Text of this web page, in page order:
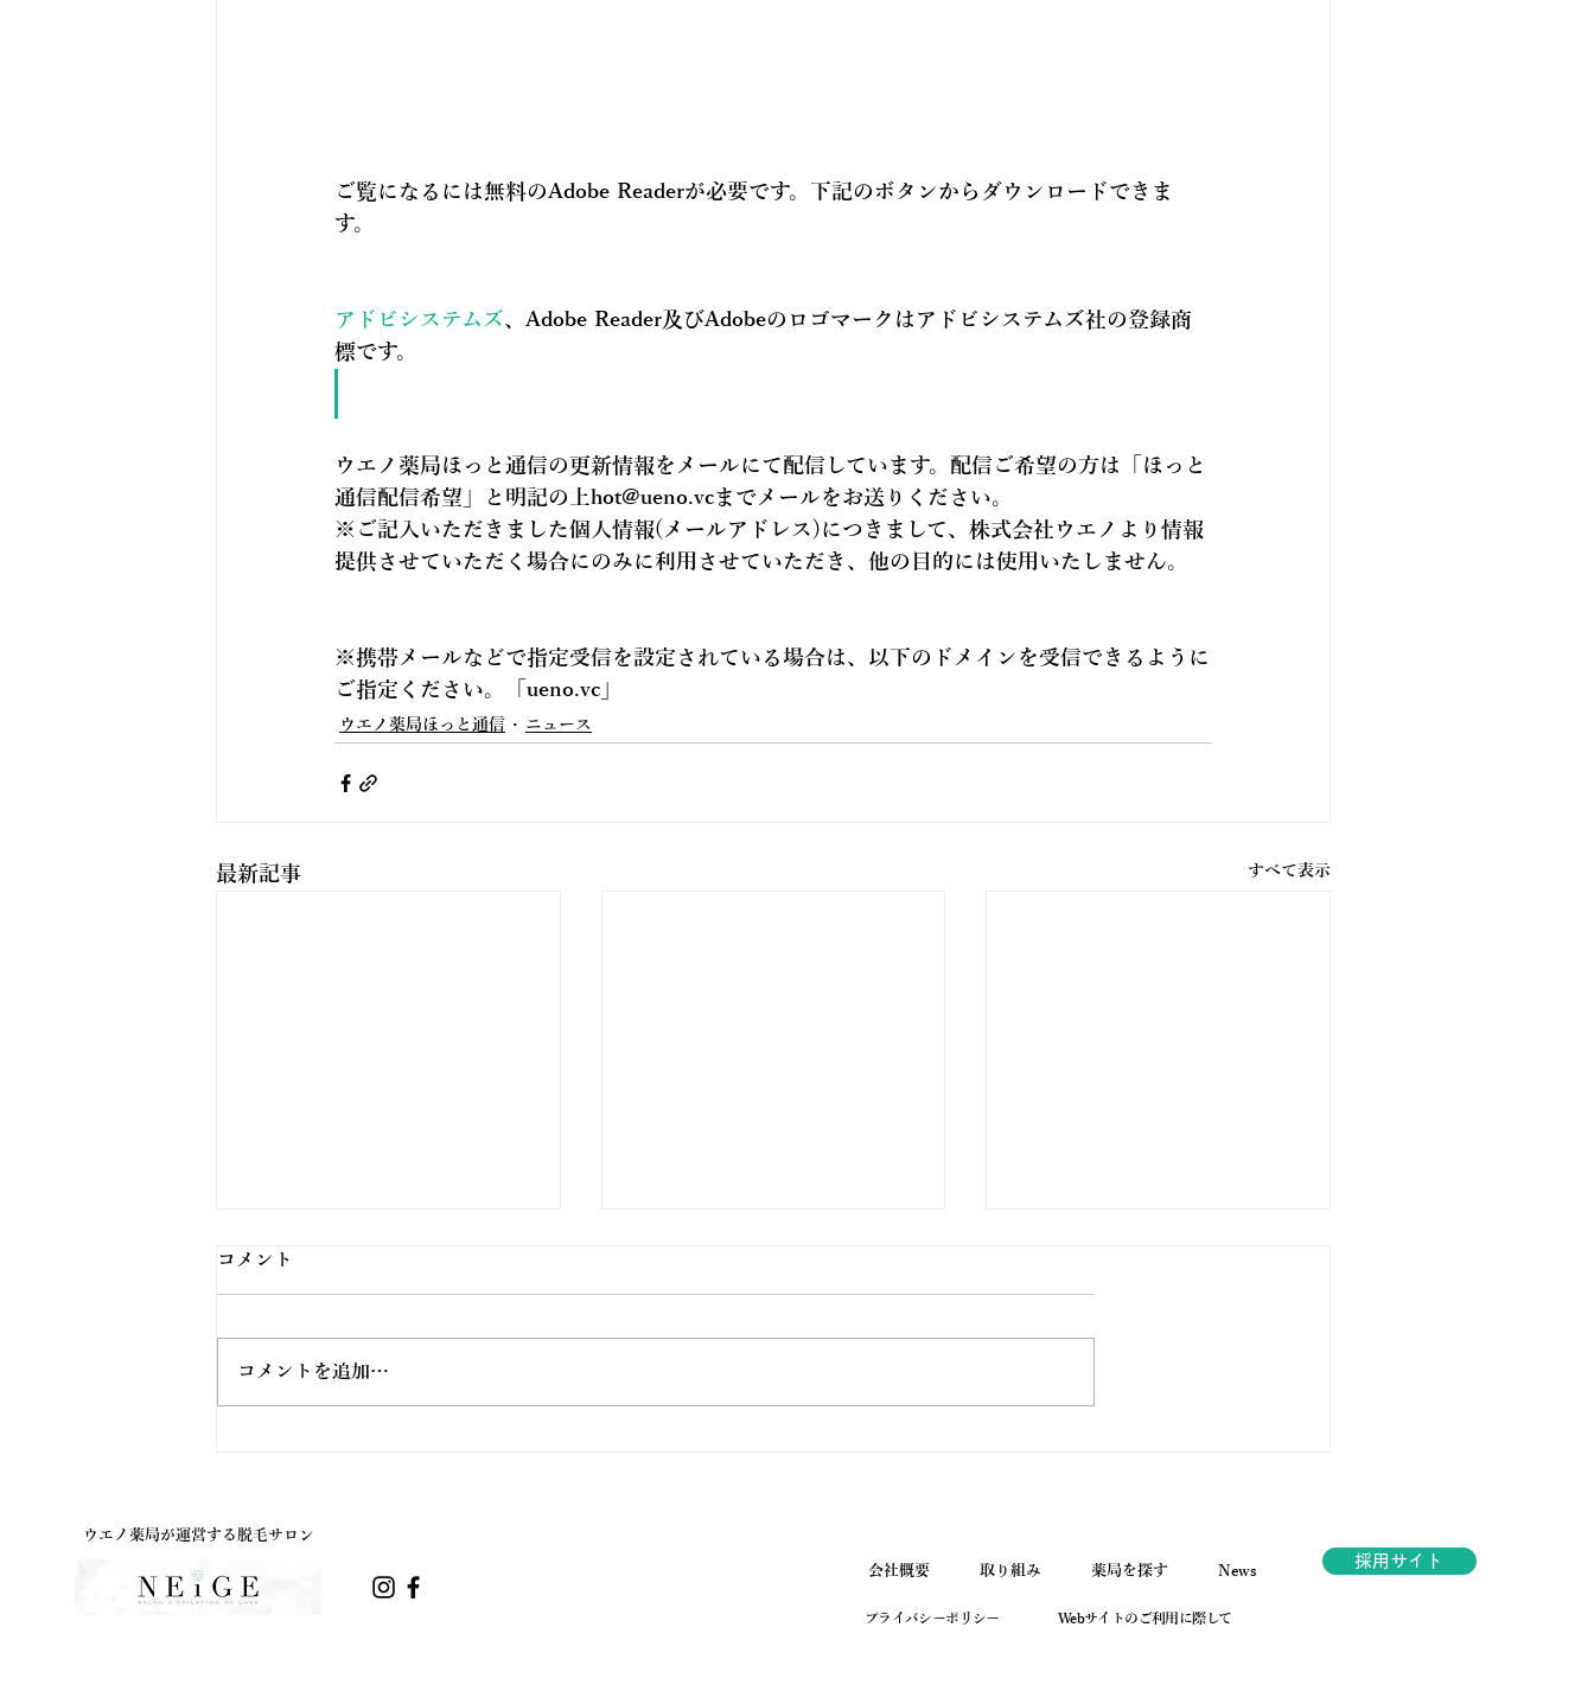
ご覧になるには無料のAdobe Readerが必要です。下記のボタンからダウンロードできま
す。
アドビシステムズ、Adobe Reader及びAdobeのロゴマークはアドビシステムズ社の登録商
標です。
ウエノ薬局ほっと通信の更新情報を メールにて配信 しています。配信ご希望の方は「 ほっと
通信配信希望 」と明記の上hot@ueno.vcまでメールをお送りください。
※ご記入いただきました個人情報(メールアドレス)につきまして、株式会社ウエノより情報
提供させていただく場合にのみに利用させていただき、他の目的には使用いたしません。
※携帯メールなどで指定受信を設定されている場合は、以下のドメインを受信できるように
ご指定ください。「 ueno.vc
ウエノ薬局ほっと通信 ニュース
最新記事 すべて表示
コメント
コメントを追加…
ウエノ薬局が運営する脱毛サロン
会社概要 取り組み 薬局を探す News
プライバシーポリシー Webサイトのご利用に際して
採用サイト